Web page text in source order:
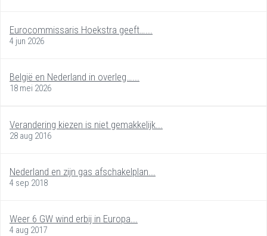
Eurocommissaris Hoekstra geeft…...
4 jun 2026
België en Nederland in overleg…...
18 mei 2026
Verandering kiezen is niet gemakkelijk...
28 aug 2016
Nederland en zijn gas afschakelplan...
4 sep 2018
Weer 6 GW wind erbij in Europa...
4 aug 2017